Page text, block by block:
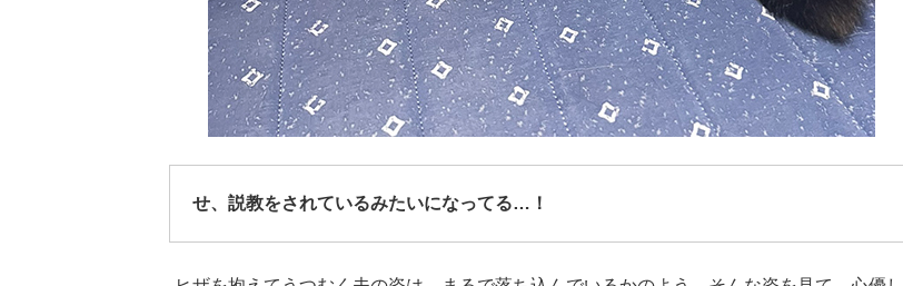
せ、説教をされているみたいになってる…！